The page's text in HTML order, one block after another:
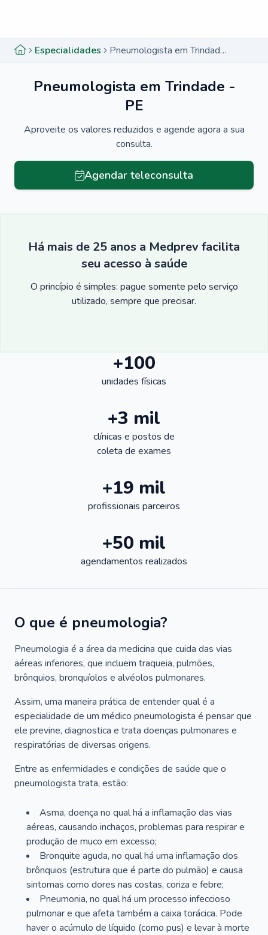
Especialidades Pneumologista em Trindade - PE
Pneumologista em Trindade -
PE
Aproveite os valores reduzidos e agende agora a sua
consulta.
Agendar teleconsulta
Há mais de 25 anos a Medprev facilita
seu acesso à saúde
O princípio é simples: pague somente pelo serviço
utilizado, sempre que precisar.
+100
unidades físicas
+3 mil
clínicas e postos de
coleta de exames
+19 mil
profissionais parceiros
+50 mil
agendamentos realizados
O que é pneumologia?
Pneumologia é a área da medicina que cuida das vias
aéreas inferiores, que incluem traqueia, pulmões,
brônquios, bronquíolos e alvéolos pulmonares.
Assim, uma maneira prática de entender qual é a
especialidade de um médico pneumologista é pensar que
ele previne, diagnostica e trata doenças pulmonares e
respiratórias de diversas origens.
Entre as enfermidades e condições de saúde que o
pneumologista trata, estão:
Asma, doença no qual há a inflamação das vias
aéreas, causando inchaços, problemas para respirar e
produção de muco em excesso;
Bronquite aguda, no qual há uma inflamação dos
brônquios (estrutura que é parte do pulmão) e causa
sintomas como dores nas costas, coriza e febre;
Pneumonia, no qual há um processo infeccioso
pulmonar e que afeta também a caixa torácica. Pode
haver o acúmulo de líquido (como pus) e levar à morte